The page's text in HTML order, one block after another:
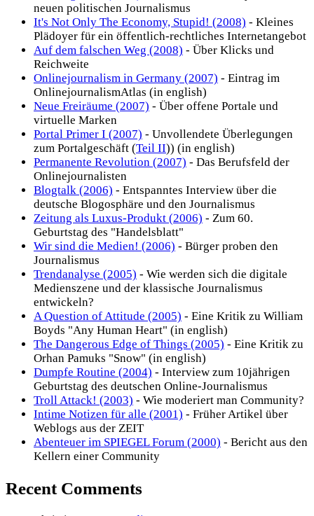
neuen politischen Journalismus
It's Not Only The Economy, Stupid! (2008) - Kleines
Plädoyer für ein öffentlich-rechtliches Internetangebot
Auf dem falschen Weg (2008) - Über Klicks und
Reichweite
Onlinejournalism in Germany (2007) - Eintrag im
OnlinejournalismAtlas (in english)
Neue Freiräume (2007) - Über offene Portale und
virtuelle Marken
Portal Primer I (2007) - Unvollendete Überlegungen
zum Portalgeschäft (Teil II)) (in english)
Permanente Revolution (2007) - Das Berufsfeld der
Onlinejournalisten
Blogtalk (2006) - Entspanntes Interview über die
deutsche Blogosphäre und den Journalismus
Zeitung als Luxus-Produkt (2006) - Zum 60.
Geburtstag des "Handelsblatt"
Wir sind die Medien! (2006) - Bürger proben den
Journalismus
Trendanalyse (2005) - Wie werden sich die digitale
Medienszene und der klassische Journalismus
entwickeln?
A Question of Attitude (2005) - Eine Kritik zu William
Boyds "Any Human Heart" (in english)
The Dangerous Edge of Things (2005) - Eine Kritik zu
Orhan Pamuks "Snow" (in english)
Dumpfe Routine (2004) - Interview zum 10jährigen
Geburtstag des deutschen Online-Journalismus
Troll Attack! (2003) - Wie moderiert man Community?
Intime Notizen für alle (2001) - Früher Artikel über
Weblogs aus der ZEIT
Abenteuer im SPIEGEL Forum (2000) - Bericht aus den
Kellern einer Community
Recent Comments